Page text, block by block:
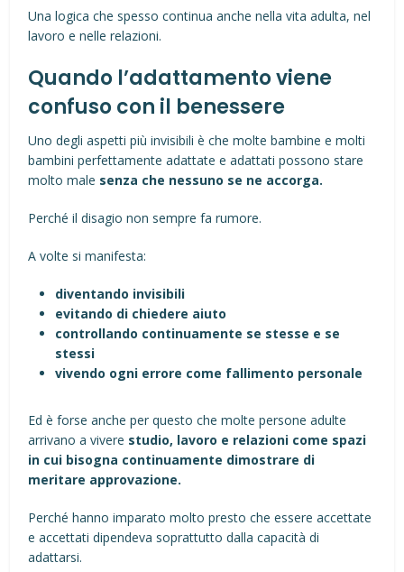
Una logica che spesso continua anche nella vita adulta, nel
lavoro e nelle relazioni.
Quando l’adattamento viene
confuso con il benessere
Uno degli aspetti più invisibili è che molte bambine e molti
bambini perfettamente adattate e adattati possono stare
molto male senza che nessuno se ne accorga.
Perché il disagio non sempre fa rumore.
A volte si manifesta:
diventando invisibili
evitando di chiedere aiuto
controllando continuamente se stesse e se
stessi
vivendo ogni errore come fallimento personale
Ed è forse anche per questo che molte persone adulte
arrivano a vivere studio, lavoro e relazioni come spazi
in cui bisogna continuamente dimostrare di
meritare approvazione.
Perché hanno imparato molto presto che essere accettate
e accettati dipendeva soprattutto dalla capacità di
adattarsi.